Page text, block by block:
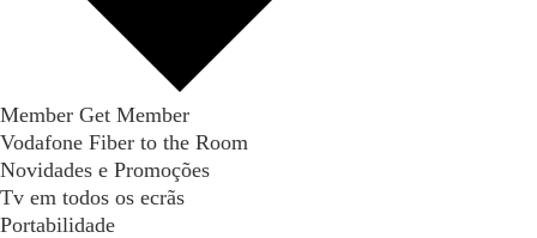
Member Get Member
Vodafone Fiber to the Room
Novidades e Promoções
Tv em todos os ecrãs
Portabilidade